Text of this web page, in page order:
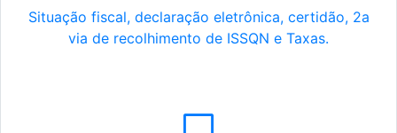
Situação fiscal, declaração eletrônica, certidão, 2a
via de recolhimento de ISSQN e Taxas.